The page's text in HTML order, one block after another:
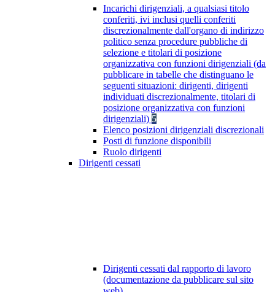
Incarichi dirigenziali, a qualsiasi titolo
conferiti, ivi inclusi quelli conferiti
discrezionalmente dall'organo di indirizzo
politico senza procedure pubbliche di
selezione e titolari di posizione
organizzativa con funzioni dirigenziali (da
pubblicare in tabelle che distinguano le
seguenti situazioni: dirigenti, dirigenti
individuati discrezionalmente, titolari di
posizione organizzativa con funzioni
dirigenziali) 5
Elenco posizioni dirigenziali discrezionali
Posti di funzione disponibili
Ruolo dirigenti
Dirigenti cessati
Dirigenti cessati dal rapporto di lavoro
(documentazione da pubblicare sul sito